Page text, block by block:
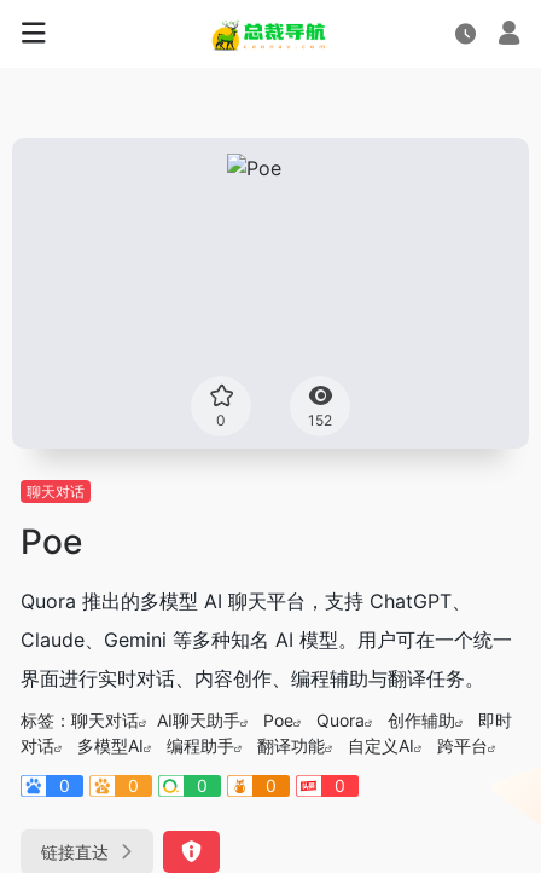
0 152
聊天对话
Poe
Quora 推出的多模型 AI 聊天平台，支持 ChatGPT、
Claude、Gemini 等多种知名 AI 模型。用户可在一个统一
界面进行实时对话、内容创作、编程辅助与翻译任务。
标签： 聊天对话 AI聊天助手 Poe Quora 创作辅助
即时
对话
多模型AI 编程助手 翻译功能 自定义AI
跨平台
0
0 0 0 0
链接直达